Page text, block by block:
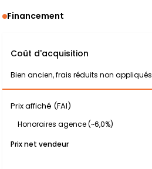
Financement
Coût d'acquisition
Bien ancien, frais réduits non appliqués
Prix affiché (FAI)
Honoraires agence (~6,0%)
Prix net vendeur